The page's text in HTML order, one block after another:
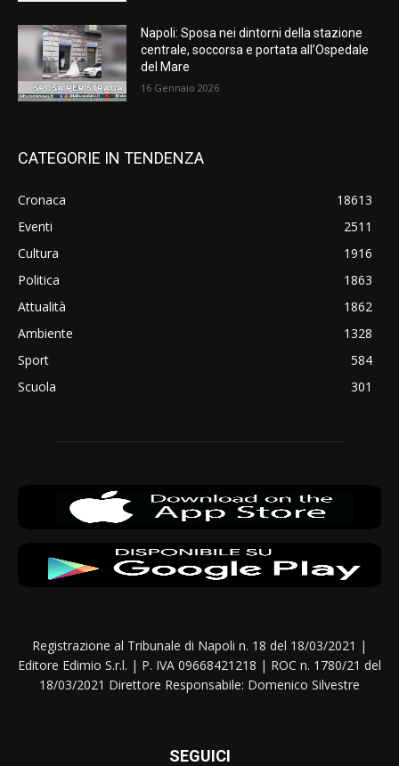
Napoli: Sposa nei dintorni della stazione
centrale, soccorsa e portata all’Ospedale
del Mare
16 Gennaio 2026
CATEGORIE IN TENDENZA
Cronaca
18613
Eventi
2511
Cultura
1916
Politica
1863
Attualità
1862
Ambiente
1328
Sport
584
Scuola
301
Registrazione al Tribunale di Napoli n. 18 del 18/03/2021 |
Editore Edimio S.r.l. | P. IVA 09668421218 | ROC n. 1780/21 del
18/03/2021 Direttore Responsabile: Domenico Silvestre
SEGUICI